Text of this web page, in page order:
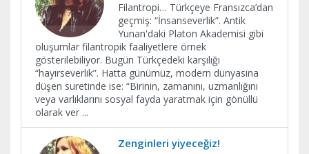
Filantropi… Türkçeye Fransızca’dan
geçmiş: “İnsanseverlik”. Antik
Yunan'daki Platon Akademisi gibi
oluşumlar filantropik faaliyetlere örnek
gösterilebiliyor. Bugün Türkçedeki karşılığı
“hayırseverlik”. Hatta günümüz, modern dünyasına
düşen suretinde ise: “Birinin, zamanını, uzmanlığını
veya varlıklarını sosyal fayda yaratmak için gönüllü
olarak ver ...
Zenginleri yiyeceğiz!